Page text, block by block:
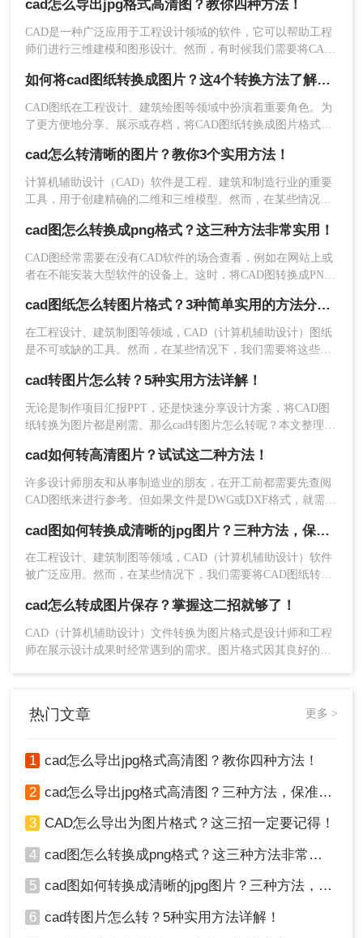
4、转换完成，点击下载即可。
三、使用专业转换软件
除了以上方法外，还可以使用专业的CAD转图片软
更多的转换选项和自定义设置。具体操作步骤与上
述方法类似，但需要注意软件的安装和配置。下面
以转转大师操作为例，
操作如下：
1、还有一个方法就是下载客户端，如果你要转换的
文件较多，文件较大的话，建议使用客户端，可以
省很多时间和精力哦。
2、选择CAD转换，然后再选择CAD转图片，再将需
要转换的CAD文件上传上去点击转换就可以了。
3、下面的输出色彩和页面大小以及背景色、输出格
式都是可以设置的哦。
绍CAD转图片的几种常用方法，帮助读者轻松实现格式转换。
cad怎么导出jpg格式高清图？教你四种方法！
CAD是一种广泛应用于工程设计领域的软件，它可以帮助工程
师们进行三维建模和图形设计。然而，有时候我们需要将CAD
式高清图​呢？在本文中，我们将介绍四种简单而有效的方法来
实现这一目标。
如何将cad图纸转换成图片？这4个转换方法了解一下！
CAD图纸在工程设计、建筑绘图等领域中扮演着重要角色。为
了更方便地分享、展示或存档，将CAD图纸转换成图片格式成
介绍四种实用的CAD图纸转图片方法。
cad怎么转清晰的图片？教你3个实用方法！
计算机辅助设计（CAD）软件是工程、建筑和制造行业的重要
工具，用于创建精确的二维和三维模型。然而，在某些情况
于演示文稿。虽然大多数CAD软件都具备导出为图像的功能，
但要获得高质量、清晰的图片并非总是那么简单。本文将指导
你cad怎么转清晰的图片。
cad图怎么转换成png格式？这三种方法非常实用！
CAD图经常需要在没有CAD软件的场合查看，例如在网站上或
者在不能安装大型软件的设备上。这时，将CAD图转换成PNG
泛应用于网页和其他需要清晰图像的场合。下面我们将详细介
绍cad图怎么转换成png格式。
cad图纸怎么转图片格式？3种简单实用的方法分享！
在工程设计、建筑制图等领域，CAD（计算机辅助设计）图纸
是不可或缺的工具。然而，在某些情况下，我们需要将这些精
于演示文稿。那么cad图纸怎么转图片格式呢？本文将详细介绍
三种将CAD图纸转换成图片格式的方法。
cad转图片怎么转？5种实用方法详解！
无论是制作项目汇报PPT，还是快速分享设计方案，将CAD图
纸转换为图片都是刚需。那么cad转图片怎么转呢？本文整理5
操作指南与避坑建议。
cad如何转高清图片？试试这二种方法！
许多设计师朋友和从事制造业的朋友，在开工前都需要先查阅
CAD图纸来进行参考。但如果文件是DWG或DXF格式，就需要
CAD文件打不开的情况。其实现场作业时想要查看CAD文件，
方法非常简单！
cad图如何转换成清晰的jpg图片？三种方法，保准一看就会!！
在工程设计、建筑制图等领域，CAD（计算机辅助设计）软件
被广泛应用。然而，在某些情况下，我们需要将CAD图纸转换
么cad图如何转换成清晰的jpg图片呢？为了确保转换后的JPG图
片保持清晰和高质量，本文将介绍三种实用的转换方法。
cad怎么转成图片保存？掌握这二招就够了！
CAD（计算机辅助设计）文件转换为图片格式是设计师和工程
师在展示设计成果时经常遇到的需求。图片格式因其良好的兼
热门文章 更多 >
1 cad怎么导出jpg格式高清图？教你四种方法！
2 cad怎么导出jpg格式高清图？三种方法，保准一看就会！
3 CAD怎么导出为图片格式？这三招一定要记得！
4 cad图怎么转换成png格式？这三种方法非常实用！
5 cad图如何转换成清晰的jpg图片？三种方法，保准一看就会!！
6 cad转图片怎么转？5种实用方法详解！